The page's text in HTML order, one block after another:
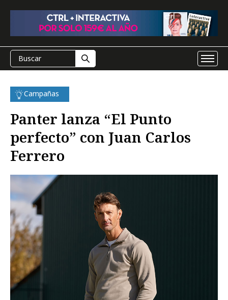
Campañas
Panter lanza “El Punto
perfecto” con Juan Carlos
Ferrero